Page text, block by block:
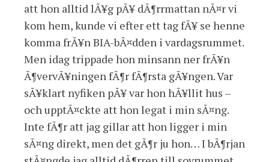
att hon alltid lÃ¥g pÃ¥ dÃ¶rrmattan nÃ¤r vi
kom hem, kunde vi efter ett tag fÃ¥ se henne
komma frÃ¥n BIA-bÃ¤dden i vardagsrummet.
Men idag trippade hon minsann ner frÃ¥n
Ã¶vervÃ¥ningen fÃ¶r fÃ¶rsta gÃ¥ngen. Var
sÃ¥klart nyfiken pÃ¥ var hon hÃ¥llit hus –
och upptÃ¤ckte att hon legat i min sÃ¤ng.
Inte fÃ¶r att jag gillar att hon ligger i min
sÃ¤ng direkt, men det gÃ¶r ju hon… I bÃ¶rjan